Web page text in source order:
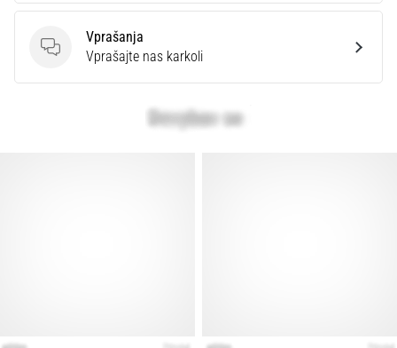
Vprašanja
Vprašanja
Vprašajte nas karkoli